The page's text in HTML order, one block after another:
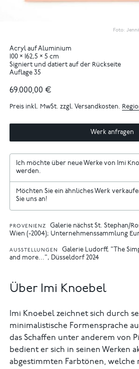
Foto:
Acryl auf Aluminium
100 × 162,5 × 5 cm
Signiert und datiert auf der Rückseite
Auflage 35
69.000,00 €
Preis inkl. MwSt. zzgl. Versandkosten.
Werk anfragen
Ich möchte über neue Werke von Imi
werden.
Möchten Sie ein ähnliches Werk
Sie uns an!
PROVENIENZ
Galerie nächst St. Stephan/
Wien (-2004); Unternehmenssammlung
AUSSTELLUNGEN
Galerie Ludorff, "The
and more...", Düsseldorf 2024
Über Imi Knoebel
Imi Knoebel zeichnet sich durch
minimalistische Formensprache
das Schaffen unter anderem von
bedient er sich in seinen Werken
abgestimmten Farbtönen, welche